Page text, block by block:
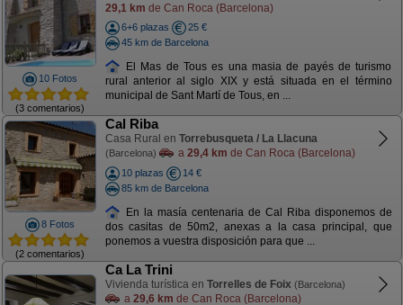
10 Fotos
(3 comentarios)
29,1 km de Can Roca (Barcelona)
6+6 plazas
25 €
45 km de Barcelona
El Mas de Tous es una masia de payés de turismo
rural anterior al siglo XIX y está situada en el término
municipal de Sant Martí de Tous, en ...
8 Fotos
(2 comentarios)
Cal Riba
Casa Rural en Torrebusqueta / La Llacuna
(Barcelona) a 29,4 km de Can Roca (Barcelona)
10 plazas
14 €
85 km de Barcelona
En la masía centenaria de Cal Riba disponemos de
dos casitas de 50m2, anexas a la casa principal, que
ponemos a vuestra disposición para que ...
Ca La Trini
Vivienda turística en Torrelles de Foix (Barcelona)
a 29,6 km de Can Roca (Barcelona)